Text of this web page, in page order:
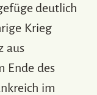
deutlich
Krieg
aus
Ende des
im